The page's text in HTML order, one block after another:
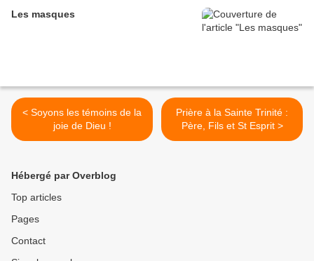
Les masques
< Soyons les témoins de la
joie de Dieu !
Prière à la Sainte Trinité :
Père, Fils et St Esprit >
Hébergé par Overblog
Top articles
Pages
Contact